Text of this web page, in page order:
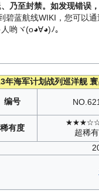
乃至封禁。如发现错误
碧蓝航线WIKI，您可以
哟ヾ(o◕∀◕)ﾉ。
年海军计划战列巡洋舰
编号 NO. 621
稀有度 超稀有